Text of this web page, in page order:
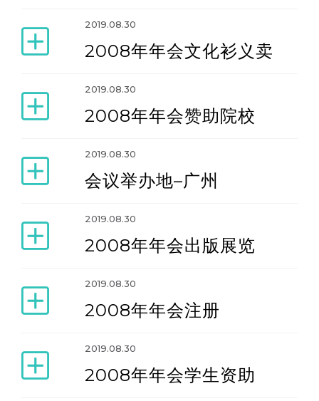
2019.08.30
2008年年会文化衫义卖
2019.08.30
2008年年会赞助院校
2019.08.30
会议举办地–广州
2019.08.30
2008年年会出版展览
2019.08.30
2008年年会注册
2019.08.30
2008年年会学生资助